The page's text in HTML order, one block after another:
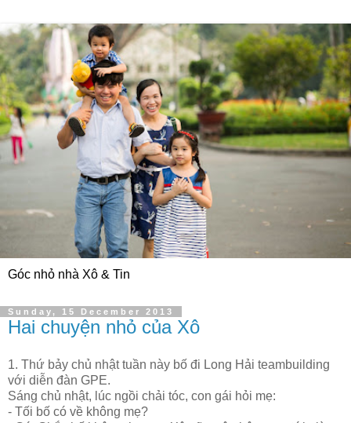
Góc nhỏ nhà Xô & Tin
Sunday, 15 December 2013
Hai chuyện nhỏ của Xô
1. Thứ bảy chủ nhật tuần này bố đi Long Hải teambuilding
với diễn đàn GPE.
Sáng chủ nhật, lúc ngồi chải tóc, con gái hỏi mẹ:
- Tối bố có về không mẹ?